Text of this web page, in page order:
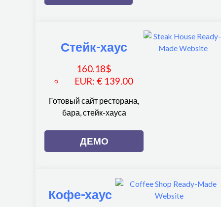
Стейк-хаус
160.18$
EUR:€ 139.00
Готовый сайт ресторана,
бара, стейк-хауса
ДЕМО
Кофе-хаус